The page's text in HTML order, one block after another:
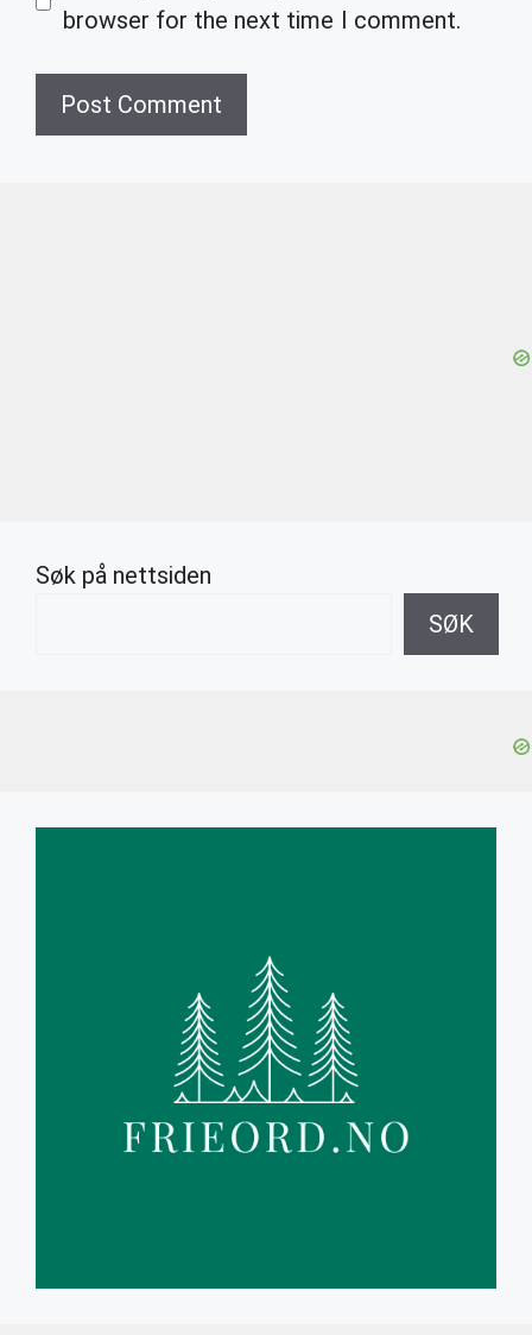
browser for the next time I comment.
Søk på nettsiden
SØK